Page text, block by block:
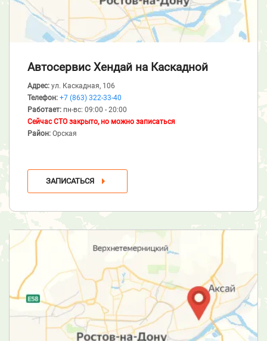
Автосервис Хендай на Каскадной
Адрес: ул. Каскадная, 106
Телефон: +7 (863) 322-33-40
Работает: пн-вс: 09:00 - 20:00
Сейчас СТО закрыто, но можно записаться
Район: Орская
ЗАПИСАТЬСЯ